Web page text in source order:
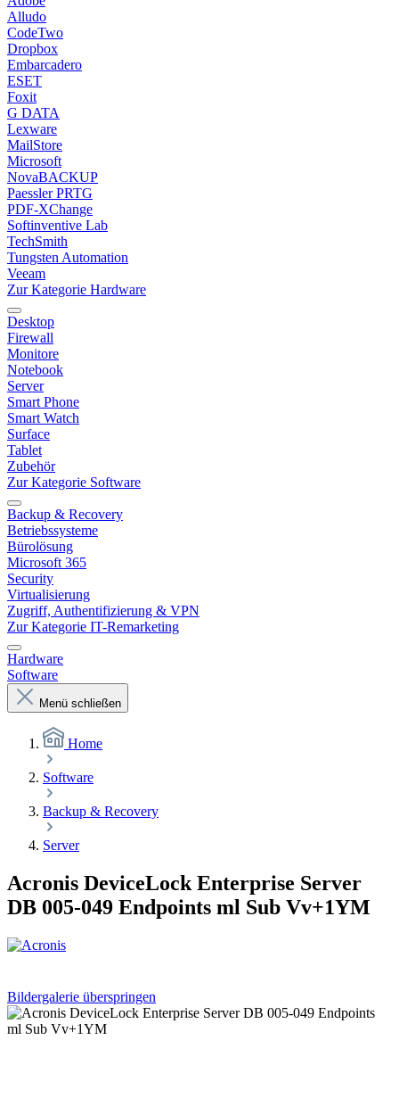
Alludo
CodeTwo
Dropbox
Embarcadero
ESET
Foxit
G DATA
Lexware
MailStore
Microsoft
NovaBACKUP
Paessler PRTG
PDF-XChange
Softinventive Lab
TechSmith
Tungsten Automation
Veeam
Zur Kategorie Hardware
Desktop
Firewall
Monitore
Notebook
Server
Smart Phone
Smart Watch
Surface
Tablet
Zubehör
Zur Kategorie Software
Backup & Recovery
Betriebssysteme
Bürolösung
Microsoft 365
Security
Virtualisierung
Zugriff, Authentifizierung & VPN
Zur Kategorie IT-Remarketing
Hardware
Software
Menü schließen
Home
Software
Backup & Recovery
Server
Acronis DeviceLock Enterprise Server
DB 005-049 Endpoints ml Sub Vv+1YM
Bildergalerie überspringen